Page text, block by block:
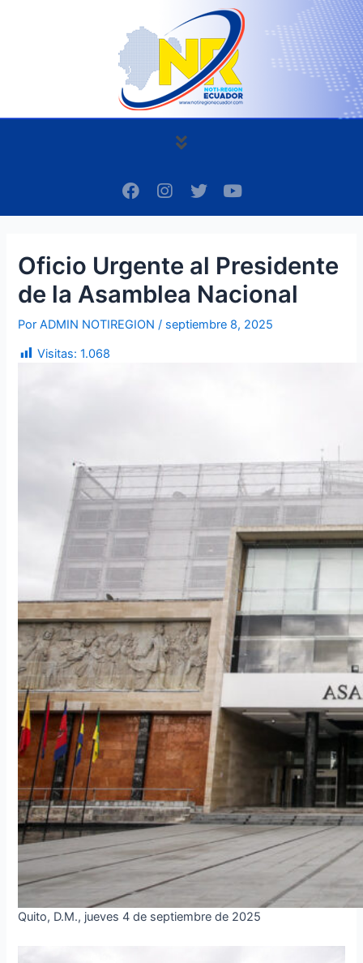
Menú
F
a
c
o
o
k
I
n
s
g
a
m
T
w
i
e
r
Y
o
u
b
Oficio Urgente al Presidente
de la Asamblea Nacional
PorADMIN NOTIREGION/ septiembre 8, 2025
Visitas: 1.068
Quito, D.M., jueves 4 de septiembre de 2025